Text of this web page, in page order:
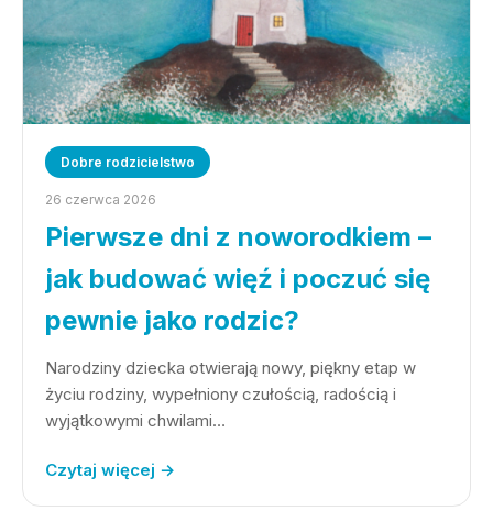
Dobre rodzicielstwo
26 czerwca 2026
Pierwsze dni z noworodkiem –
jak budować więź i poczuć się
pewnie jako rodzic?
Narodziny dziecka otwierają nowy, piękny etap w
życiu rodziny, wypełniony czułością, radością i
wyjątkowymi chwilami…
Czytaj więcej →